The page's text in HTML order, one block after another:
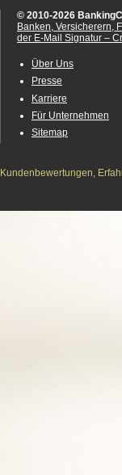
© 2010-2026
Banken, Versicherern,
der E-Mail Signatur –
Über Uns
Presse
Karriere
Für Unternehmen
Sitemap
Kundenbewertungen,